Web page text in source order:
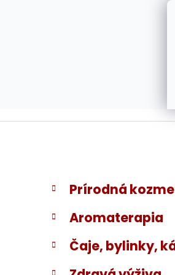
B
o
č
ý
Preskočiť
kategórie
K
a
t
e
ó
Prírodná
Aromaterapia
Čaje, bylinky,